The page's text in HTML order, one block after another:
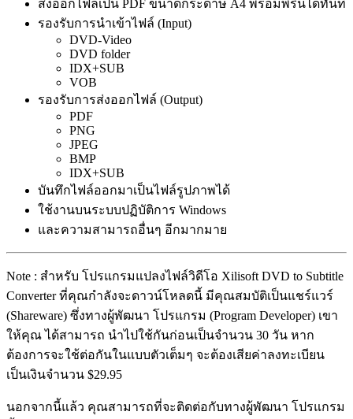
ส่งออกไฟล์เป็น PDF ขนาดกระดาษ A4 พร้อมพริ้นได้ทันที
รองรับการนำเข้าไฟล์ (Input)
DVD-Video
DVD folder
IDX+SUB
VOB
รองรับการส่งออกไฟล์ (Output)
PDF
PNG
JPEG
BMP
IDX+SUB
บันทึกไฟล์ออกมาเป็นไฟล์รูปภาพได้
ใช้งานบนระบบปฏิบัติการ Windows
และความสามารถอื่นๆ อีกมากมาย
Note : สำหรับ โปรแกรมแปลงไฟล์วิดีโอ Xilisoft DVD to Subtitle
Converter ที่คุณกำลังจะดาวน์โหลดนี้ มีคุณสมบัติเป็นแชร์แวร์
(Shareware) ซึ่งทางผู้พัฒนา โปรแกรม (Program Developer) เขา
ให้คุณ ได้สามารถ นำไปใช้กันก่อนเป็นจำนวน 30 วัน หาก
ต้องการจะใช้ต่อกันในแบบตัวเต็มๆ จะต้องเสียค่าลงทะเบียน
เป็นเงินจำนวน $29.95
นอกจากนี้แล้ว คุณสามารถที่จะติดต่อกับทางผู้พัฒนา โปรแกรม